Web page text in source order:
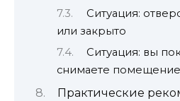
Ситуация:
или закрыто
Ситуация: вы
снимаете помещение
Практические